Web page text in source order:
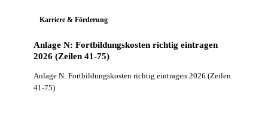
Karriere & Förderung
Anlage N: Fortbildungskosten richtig eintragen
2026 (Zeilen 41-75)
Anlage N: Fortbildungskosten richtig eintragen 2026 (Zeilen
41-75)